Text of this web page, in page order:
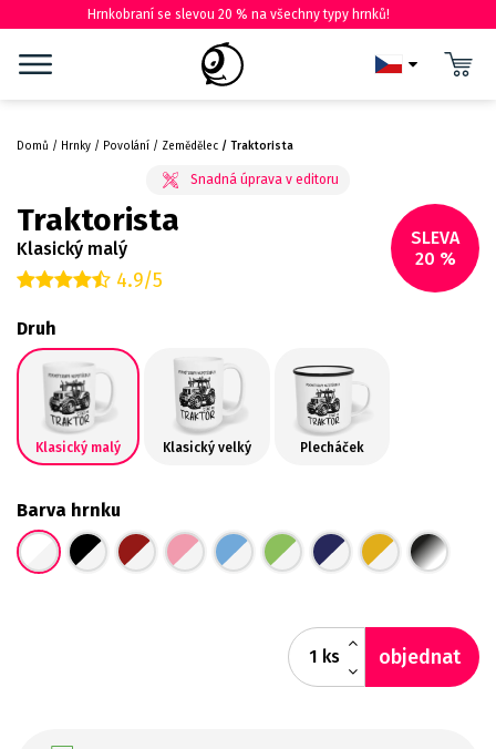
Hrnkobraní se slevou 20 % na všechny typy hrnků!
Domů Hrnky Povolání Zemědělec Traktorista
SLEVA
20 %
Traktorista
Klasický malý
4.9/5
Druh
Klasický malý Klasický velký Plecháček
Barva hrnku
ks objednat